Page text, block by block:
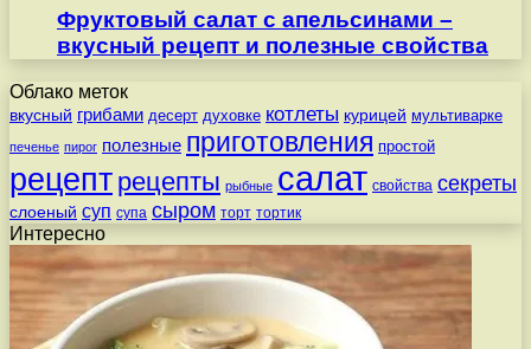
Фруктовый салат с апельсинами –
вкусный рецепт и полезные свойства
Облако меток
вкусный грибами десерт духовке котлеты курицей мультиварке
печенье пирог полезные приготовления простой
рецепт рецепты рыбные салат свойства секреты
слоеный суп супа сыром торт тортик
Интересно